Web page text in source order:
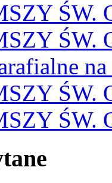
ŚW.
ŚW.
ŚW.
ŚW.